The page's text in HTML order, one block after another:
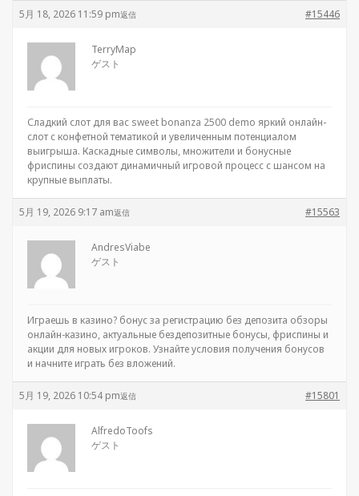
5月 18, 2026 11:59 pm #15446
返信
TerryMap
ゲスト
Сладкий слот для вас sweet bonanza 2500 demo яркий онлайн-
слот с конфетной тематикой и увеличенным потенциалом
выигрыша. Каскадные символы, множители и бонусные
фриспины создают динамичный игровой процесс с шансом на
крупные выплаты.
5月 19, 2026 9:17 am #15563
返信
AndresViabe
ゲスト
Играешь в казино? бонус за регистрацию без депозита обзоры
онлайн-казино, актуальные бездепозитные бонусы, фриспины и
акции для новых игроков. Узнайте условия получения бонусов
и начните играть без вложений.
5月 19, 2026 10:54 pm #15801
返信
AlfredoToofs
ゲスト